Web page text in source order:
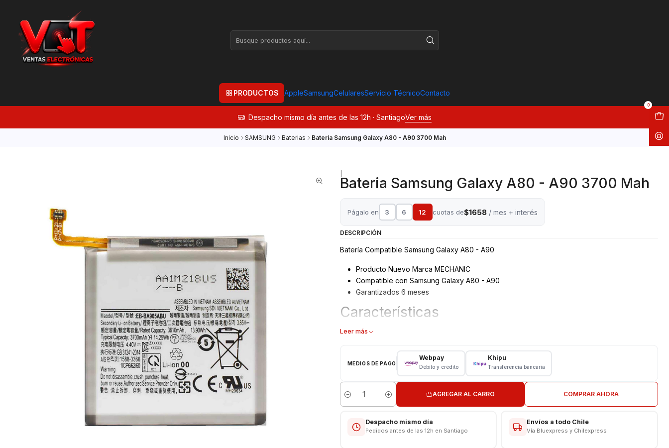
PRODUCTOS AppleSamsungCelularesServicio TécnicoContacto
0
Despacho mismo día antes de las 12h · SantiagoVer más
Inicio SAMSUNG Baterias Bateria Samsung Galaxy A80 - A90 3700 Mah
Bateria Samsung Galaxy A80 - A90 3700 Mah
Págalo en 3 6 12 cuotas de$1658/ mes + interés
DESCRIPCIÓN
Batería Compatible Samsung Galaxy A80 - A90
Producto Nuevo Marca MECHANIC
Compatible con Samsung Galaxy A80 - A90
Garantizados 6 meses
Características
Bateria Samsung
Capacidad: 3700 mAh
CONSULTE POR INSTALACIÓN EN TIENDA
Leer más
MEDIOS DE PAGO
Webpay
Débito y crédito
Khipu
Transferencia bancaria
Cantidad
AGREGAR AL CARRO COMPRAR AHORA
Despacho mismo día
Pedidos antes de las 12h en Santiago
Envíos a todo Chile
Vía Bluexpress y Chilexpress